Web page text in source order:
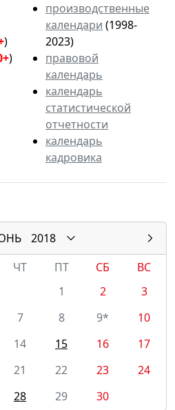
)
)
производственные
календари (1998-
2023)
правовой
календарь
календарь
статистической
отчетности
календарь
кадровика
2018
ЧТ ПТ СБ
ВС
1
2
3
7 8 9*
10
14 15 16
17
21 22 23
24
28 29 30